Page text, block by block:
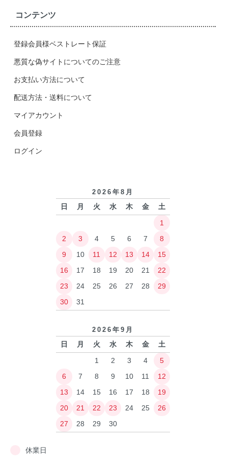
コンテンツ
登録会員様ベストレート保証
悪質な偽サイトについてのご注意
お支払い方法について
配送方法・送料について
マイアカウント
会員登録
ログイン
2026年8月
日 月 火 水 木 金
土
1
2
3 4 5 6 7
8
9
10 11 12 13 14
15
16
17 18 19 20 21
22
23
24 25 26 27 28
29
30
31
2026年9月
日 月 火 水 木 金
土
1
2 3 4
5
6
7 8 9 10 11
12
13
14 15 16 17 18
19
20
21 22 23 24 25
26
27
28 29 30
休業日